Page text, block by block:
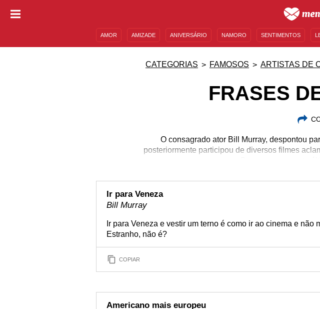
AMOR AMIZADE ANIVERSÁRIO NAMORO SENTIMENTOS
CATEGORIAS FAMOSOS ARTISTAS DE
FRASES
O consagrado ator Bill Murray, despontou
posteriormente participou de diversos filmes
Desencontros, este
Ir para Veneza
Bill Murray
Ir para Veneza e vestir um terno é como ir ao cinema e não
Estranho, não é?
COPIAR
Americano mais europeu